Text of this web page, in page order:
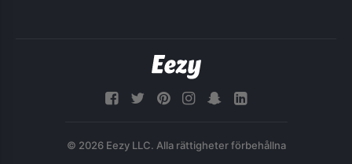
© 2026 Eezy LLC. Alla rättigheter förbehållna